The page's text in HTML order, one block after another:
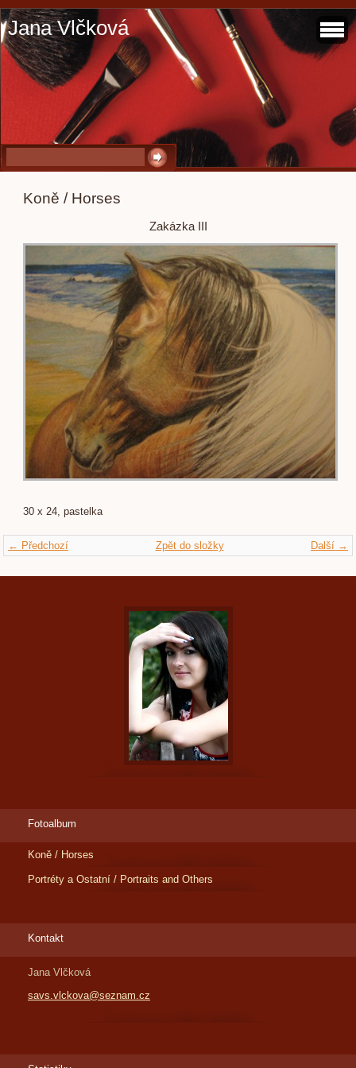
Jana Vlčková
Koně / Horses
Zakázka III
30 x 24, pastelka
← Předchozí Další →
Zpět do složky
Fotoalbum
Koně / Horses
Portréty a Ostatní / Portraits and Others
Kontakt
Jana Vlčková
savs.vlckova@seznam.cz